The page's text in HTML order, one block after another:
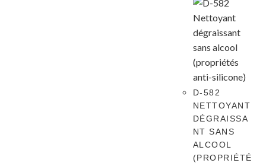
D-582
NETTOYANT
DÉGRAISSA
NT SANS
ALCOOL
(PROPRIÉTÉ